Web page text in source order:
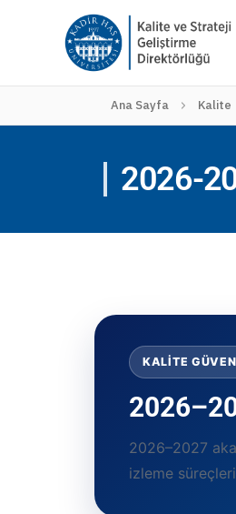
Ana Sayfa Kalite
2026-
KALITE
2026–2027
izleme